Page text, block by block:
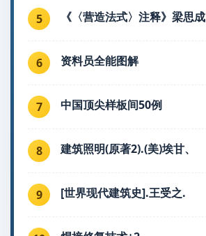
5 《〈营造法式〉注释》梁思成
6 资料员全能图解
7 中国顶尖样板间50例
8 建筑照明(原著2).(美)埃甘、
9 [世界现代建筑史].王受之.